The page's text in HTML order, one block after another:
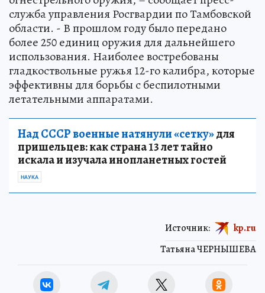
служба управления Росгвардии по Тамбовской
области. - В прошлом году было передано
более 250 единиц оружия для дальнейшего
использования. Наиболее востребованы
гладкоствольные ружья 12-го калибра, которые
эффективны для борьбы с беспилотными
летательными аппаратами.
Над СССР военные натянули «сетку»для
пришельцев: как страна 13 лет тайно
искала и изучала инопланетных гостей
НАУКА
Татьяна ЧЕРНЫШЕВА
Источник: kp.ru